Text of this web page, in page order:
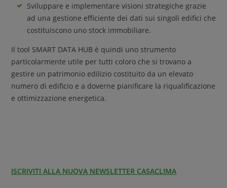
Sviluppare e implementare visioni strategiche grazie
ad una gestione efficiente dei dati sui singoli edifici che
costituiscono uno stock immobiliare.
Il tool SMART DATA HUB è quindi uno strumento
particolarmente utile per tutti coloro che si trovano a
gestire un patrimonio edilizio costituito da un elevato
numero di edificio e a doverne pianificare la riqualificazione
e ottimizzazione energetica.
ISCRIVITI ALLA NUOVA NEWSLETTER CASACLIMA